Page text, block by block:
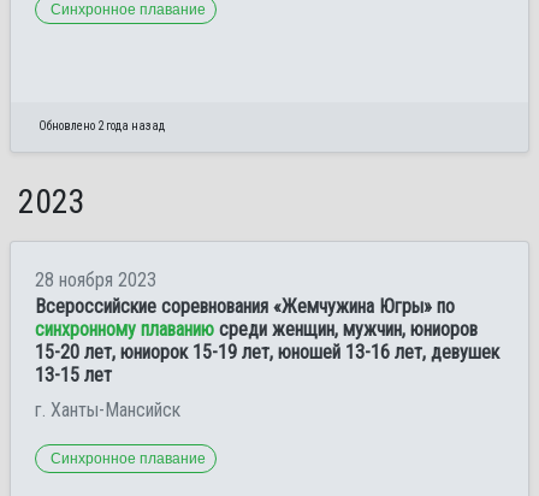
Синхронное плавание
Обновлено 2 года назад
2023
28 ноября 2023
Всероссийские соревнования «Жемчужина Югры» по
синхронному плаванию среди женщин, мужчин, юниоров
15-20 лет, юниорок 15-19 лет, юношей 13-16 лет, девушек
13-15 лет
г. Ханты-Мансийск
Синхронное плавание